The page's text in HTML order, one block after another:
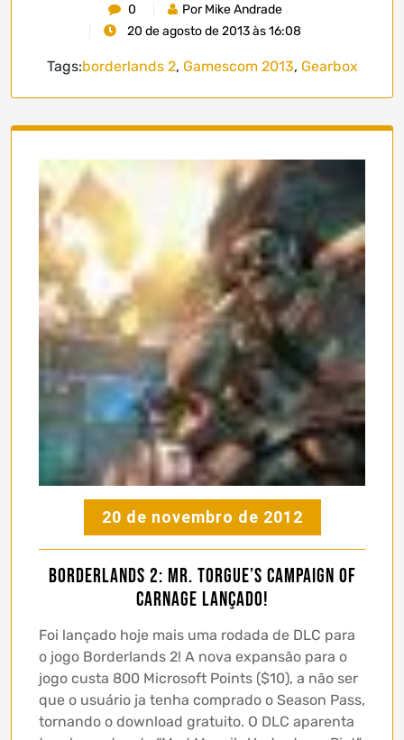
0
Por Mike Andrade
20 de agosto de 2013 às 16:08
Tags:borderlands 2, Gamescom 2013, Gearbox
20 de novembro de 2012
Borderlands 2: Mr. Torgue’s Campaign of
Carnage Lançado!
Foi lançado hoje mais uma rodada de DLC para
o jogo Borderlands 2! A nova expansão para o
jogo custa 800 Microsoft Points ($10), a não ser
que o usuário ja tenha comprado o Season Pass,
tornando o download gratuito. O DLC aparenta